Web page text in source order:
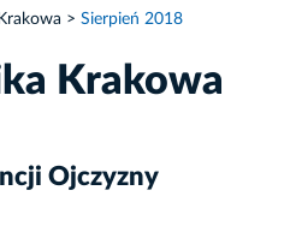
Sierpień 2018
Krakowa
Ojczyzny